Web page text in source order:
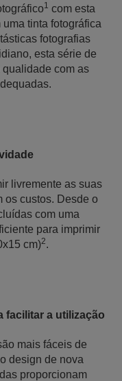
1 com esta
tinta fotográfica
fotografias
esta série de
com as
livremente as suas
os custos. Desde o
com uma
para imprimir
cm)2.
facilitar a utilização
mais fáceis de
design de nova
proporcionam